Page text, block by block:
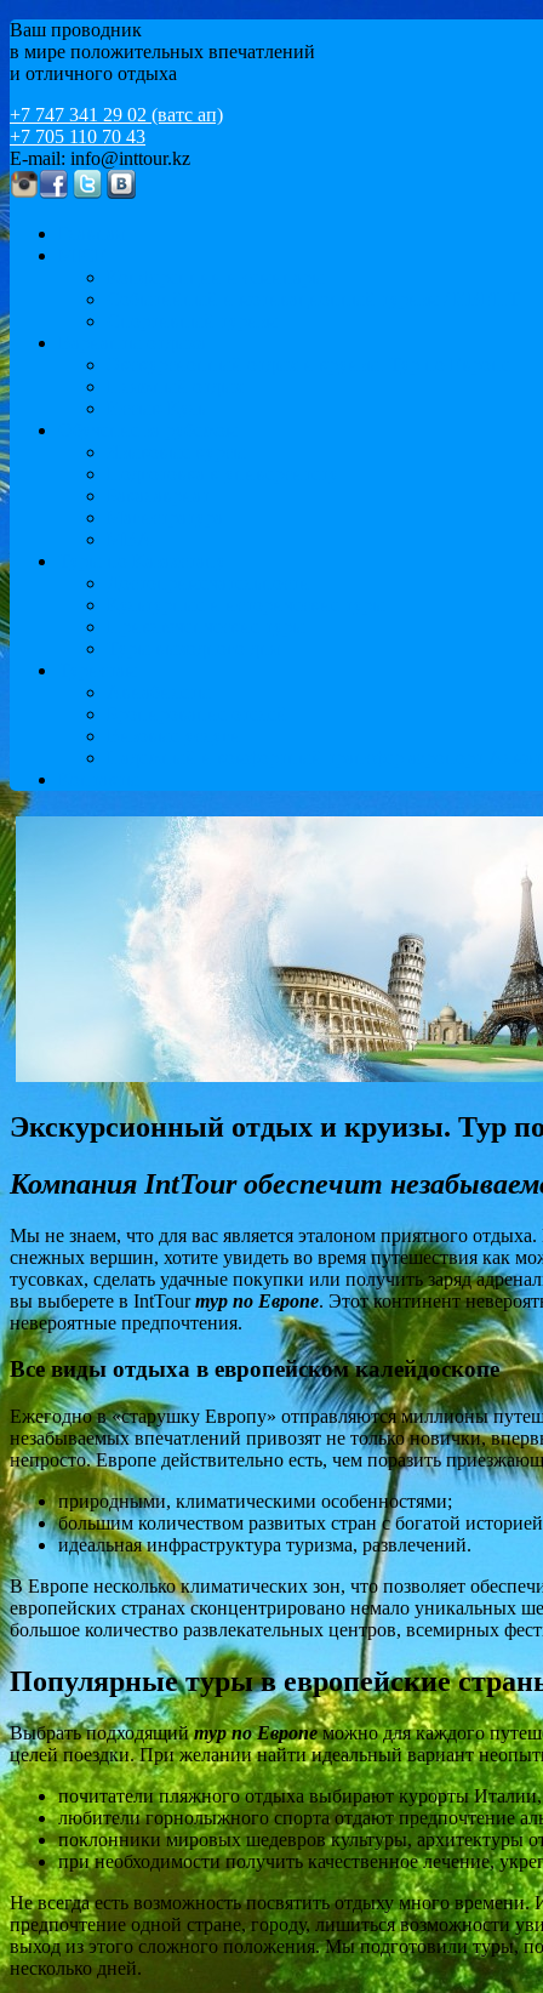
Ваш проводник
в мире положительных впечатлений
и отличного отдыха
+7 747 341 29 02 (ватс ап)
+7 705 110 70 43
E-mail: info@inttour.kz
Экскурсионный отдых и круизы. Тур
Компания IntTour обеспечит
Мы не знаем, что для вас является эталоном приятного
снежных вершин, хотите увидеть во время путешествия как
тусовках, сделать удачные покупки или получить заряд
вы выберете в IntTourтур по Европе. Этот континент
невероятные предпочтения.
Все виды отдыха в европейском калейдоскопе
Ежегодно в «старушку Европу» отправляются миллионы
незабываемых впечатлений привозят не только новички,
непросто. Европе действительно есть, чем поразить
природными, климатическими особенностями;
большим количеством развитых стран с богатой
идеальная инфраструктура туризма, развлечений.
В Европе несколько климатических зон, что позволяет
европейских странах сконцентрировано немало уникальных
большое количество развлекательных центров, всемирных
Популярные туры в европейские
Выбрать подходящийтур по Европеможно для каждого
целей поездки. При желании найти идеальный вариант
почитатели пляжного отдыха выбирают курорты
любители горнолыжного спорта отдают предпочтение
поклонники мировых шедевров культуры,
при необходимости получить качественное лечение,
Не всегда есть возможность посвятить отдыху много
предпочтение одной стране, городу, лишиться возможности
выход из этого сложного положения. Мы подготовили туры,
несколько дней.